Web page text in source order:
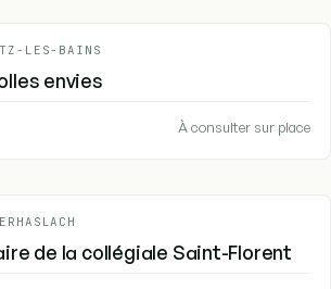
LES-BAINS
envies
À consulter sur place
de la collégiale Saint-Florent